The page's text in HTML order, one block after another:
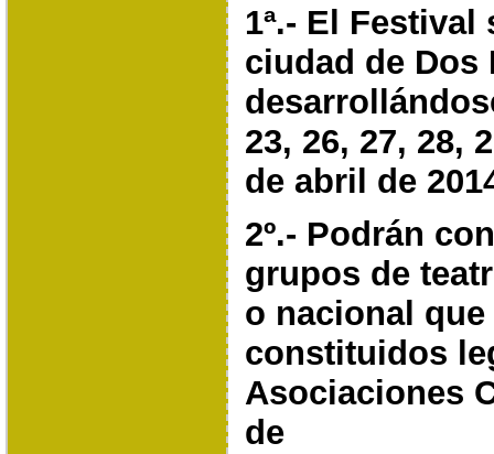
1ª.- El Festival
ciudad de Dos
23, 26, 27, 28,
de abril de
2º.- Podrán
grupos de
o nacional
constituidos
Asociaciones
de